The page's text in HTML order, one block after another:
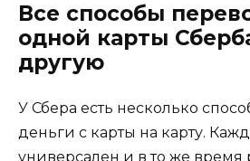
Все способы
одной карты
другую
У Сбера есть несколько
деньги с карты на карту.
универсален и в то же время